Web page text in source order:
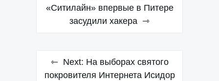
по
записям
«Ситилайн» впервые в Питере
засудили хакера
Next: На выборах святого
покровителя Интернета Исидор